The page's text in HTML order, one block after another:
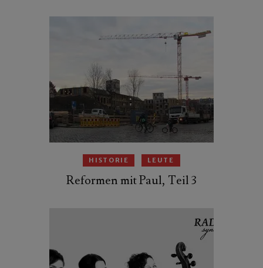
HISTORIE LEUTE
Reformen mit Paul, Teil 3